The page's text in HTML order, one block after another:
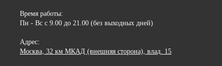
Время работы:
Пн - Вс с 9.00 до 21.00 (без выходных дней)
Адрес:
Москва, 32 км МКАД (внешняя сторона), влад. 15